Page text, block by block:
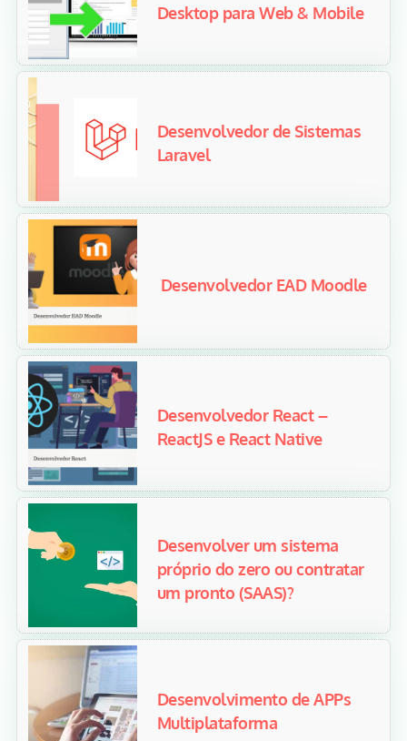
Desktop para Web & Mobile
Desenvolvedor de Sistemas
Laravel
Desenvolvedor EAD Moodle
Desenvolvedor React –
ReactJS e React Native
Desenvolver um sistema
próprio do zero ou contratar
um pronto (SAAS)?
Desenvolvimento de APPs
Multiplataforma